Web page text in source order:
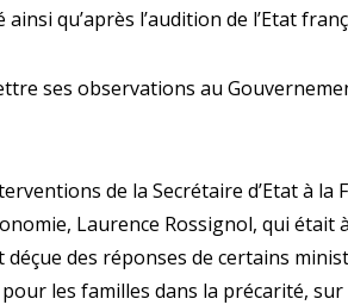
qu’après l’audition de l’Etat
ses observations au
de la Secrétaire d’Etat à la
Laurence Rossignol, qui était
des réponses de certains
les familles dans la précarité, sur